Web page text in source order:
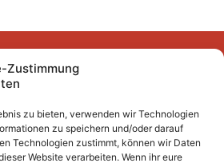
Zustimmung
zu bieten, verwenden wir Technologien
zu speichern und/oder darauf
Technologien zustimmt, können wir Daten
Website verarbeiten. Wenn ihr eure
Bluesky